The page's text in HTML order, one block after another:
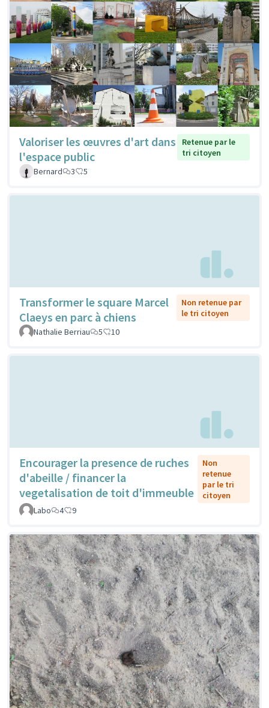
Valoriser les œuvres d'art dans
l'espace public
Retenue par le
tri citoyen
Bernard
3 5
Transformer le square Marcel
Claeys en parc à chiens
Non retenue par
le tri citoyen
Nathalie Berriau
5 10
Encourager la presence de ruches
d'abeille / financer la
vegetalisation de toit d'immeuble
Non
retenue
par le tri
citoyen
Labo
4 9